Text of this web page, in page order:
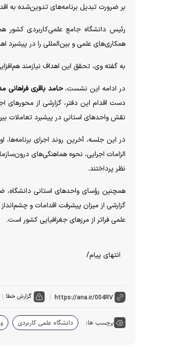
بر ضرورت تبدیل برنامه‌های تدوین‌شده به
رئیس دانشگاه جامع علمی‌کاربردی کشور
همکاری‌های علمی و بین‌المللی را در پیشبرد
به گفته وی، تحقق این اهداف نیازمند
در ادامه این نشست،حامد باقری فراهانی
دست اقدام این دفتر، گزارشی از محورهای
نقش واحدهای استانی در پیشبرد تعاملات
در این جلسه، آخرین روند اجرای
الزامات اجرایی، نحوه هماهنگی‌های
نظر پرداختند.
همچنین رؤسای واحدهای استانی دانشگاه،
گزارشی از میزان پیشرفت اقدامات و
علمی فراتر از مرزهای جغرافیایی کشور است.
انتهای پیام/
گزارش خطا
برچسب ها: دانشگاه علمی کاربردی